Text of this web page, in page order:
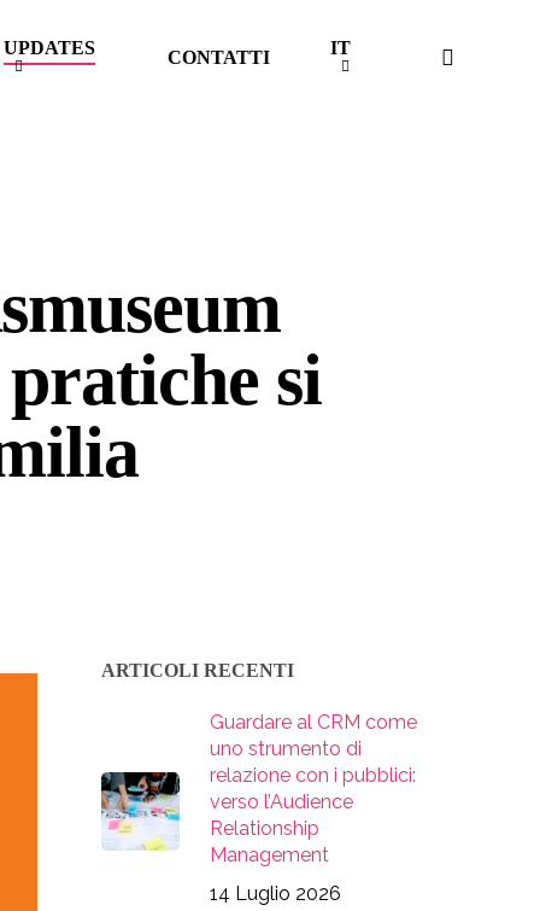
UPDATES CONTATTI IT
si
ARTICOLI RECENTI
Guardare al CRM come
uno strumento di
relazione con i pubblici:
verso l’Audience
Relationship
Management
14 Luglio 2026